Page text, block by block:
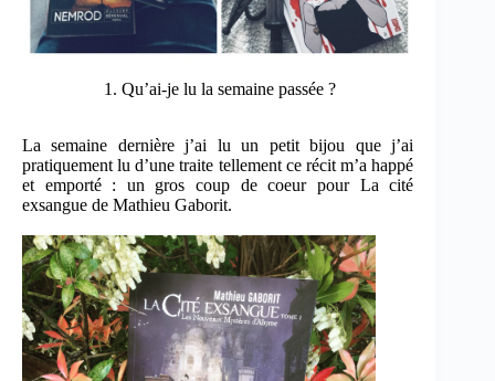
1. Qu’ai-je lu la semaine passée ?
La semaine dernière j’ai lu un petit bijou que j’ai
pratiquement lu d’une traite tellement ce récit m’a happé
et emporté : un gros coup de coeur pour La cité
exsangue de Mathieu Gaborit.